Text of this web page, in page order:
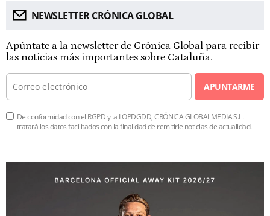
NEWSLETTER CRÓNICA GLOBAL
Apúntate a la newsletter de Crónica Global para recibir
las noticias más importantes sobre Cataluña.
APUNTARME
De conformidad con el RGPD y la LOPDGDD, CRÓNICA GLOBALMEDIA S.L.
tratará los datos facilitados con la finalidad de remitirle noticias de actualidad.